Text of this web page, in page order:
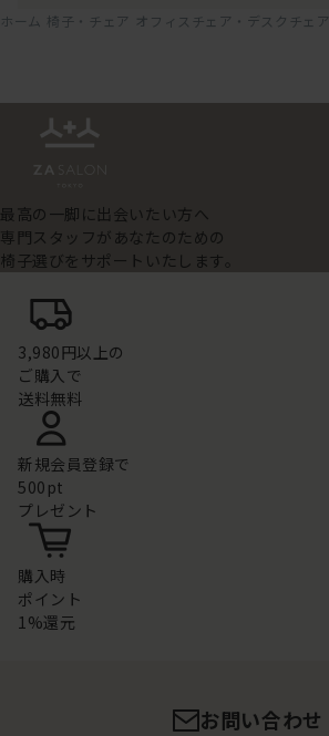
ホーム 椅子・チェア オフィスチェア・デスクチェア
最高の一脚に出会いたい方へ
専門スタッフがあなたのための
椅子選びをサポートいたします。
3,980円以上の
ご購入で
送料無料
新規会員登録で
500pt
プレゼント
購入時
ポイント
1%還元
お問い合わせ